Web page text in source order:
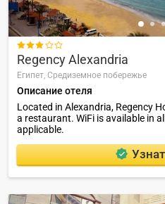

Regency Alexandria
Египет, Средиземное побережье
Описание отеля
Located in Alexandria, Regency
a restaurant. WiFi is available in
applicable.